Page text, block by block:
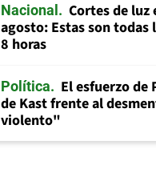
Nacional
Cortes de luz
agosto: Estas son todas
8 horas
Política
El esfuerzo de
de Kast frente al
violento"